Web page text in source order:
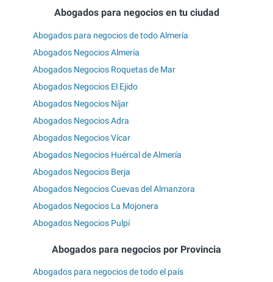
Abogados para negocios en tu ciudad
Abogados para negocios de todo Almería
Abogados Negocios Almería
Abogados Negocios Roquetas de Mar
Abogados Negocios El Ejido
Abogados Negocios Níjar
Abogados Negocios Adra
Abogados Negocios Vícar
Abogados Negocios Huércal de Almería
Abogados Negocios Berja
Abogados Negocios Cuevas del Almanzora
Abogados Negocios La Mojonera
Abogados Negocios Pulpí
Abogados para negocios por Provincia
Abogados para negocios de todo el país